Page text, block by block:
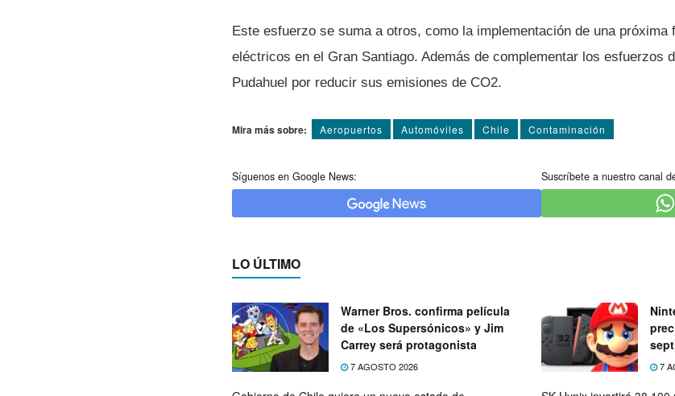
Este esfuerzo se suma a otros, como la implementación de una próxima
eléctricos en el Gran Santiago. Además de complementar los esfuerzos
Pudahuel por reducir sus emisiones de CO2.
Mira más sobre: Aeropuertos Automóviles Chile Contaminación
Síguenos en Google News: Suscríbete a nuestro canal
LO ÚLTIMO
Warner Bros. confirma película
de «Los Supersónicos» y Jim
Carrey será protagonista
7 AGOSTO 2026 7